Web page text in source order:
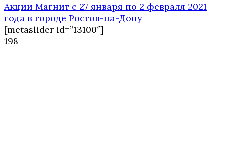
Акции Магнит с 27 января по 2 февраля 2021
года в городе Ростов-на-Дону
[metaslider id=”13100″]
198